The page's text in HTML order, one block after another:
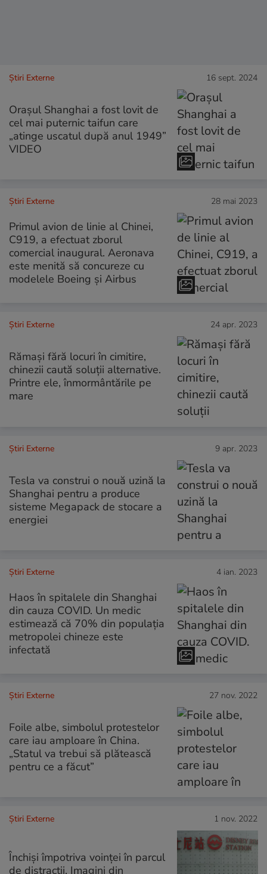
Știri Externe 16 sept. 2024
Oraşul Shanghai a fost lovit de
cel mai puternic taifun care
„atinge uscatul după anul 1949”
VIDEO
Știri Externe 28 mai 2023
Primul avion de linie al Chinei,
C919, a efectuat zborul
comercial inaugural. Aeronava
este menită să concureze cu
modelele Boeing și Airbus
Știri Externe 24 apr. 2023
Rămași fără locuri în cimitire,
chinezii caută soluții alternative.
Printre ele, înmormântările pe
mare
Știri Externe 9 apr. 2023
Tesla va construi o nouă uzină la
Shanghai pentru a produce
sisteme Megapack de stocare a
energiei
Știri Externe 4 ian. 2023
Haos în spitalele din Shanghai
din cauza COVID. Un medic
estimează că 70% din populația
metropolei chineze este
infectată
Știri Externe 27 nov. 2022
Foile albe, simbolul protestelor
care iau amploare în China.
„Statul va trebui să plătească
pentru ce a făcut”
Știri Externe 1 nov. 2022
Închiși împotriva voinței în parcul
de distracții. Imagini din